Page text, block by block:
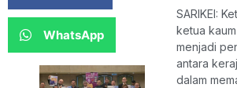
WhatsApp
SARIKEI:
ketua
menjadi
antara
dalam